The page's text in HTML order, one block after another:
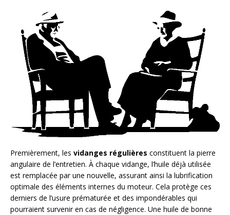
Premièrement, les vidanges régulières constituent la pierre
angulaire de l’entretien. À chaque vidange, l’huile déjà utilisée
est remplacée par une nouvelle, assurant ainsi la lubrification
optimale des éléments internes du moteur. Cela protège ces
derniers de l’usure prématurée et des impondérables qui
pourraient survenir en cas de négligence. Une huile de bonne